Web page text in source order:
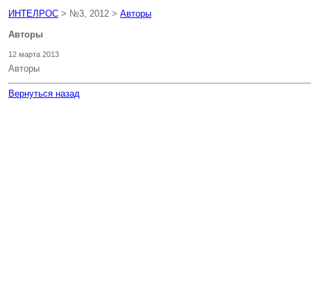
ИНТЕЛРОС > №3, 2012 > Авторы
Авторы
12 марта 2013
Авторы
Вернуться назад